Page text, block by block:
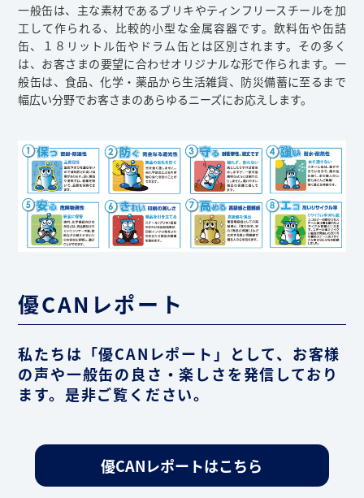
一般缶は、主な素材であるブリキやティンフリースチールを加
工して作られる、比較的小型な金属容器です。飲料缶や缶詰
缶、１８リットル缶やドラム缶とは区別されます。その多く
は、お客さまの要望に合わせオリジナルな形で作られます。一
般缶は、食品、化学・薬品から生活雑貨、防災備蓄に至るまで
幅広い分野でお客さまのあらゆるニーズにお応えします。
優CANレポート
私たちは「優CANレポート」として、お客様
の声や一般缶の良さ・楽しさを発信しており
ます。是非ご覧ください。
優CANレポートはこちら